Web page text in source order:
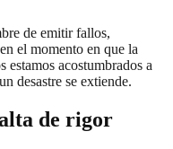
de emitir fallos,
el momento en que la
estamos acostumbrados a
desastre se extiende.
de rigor